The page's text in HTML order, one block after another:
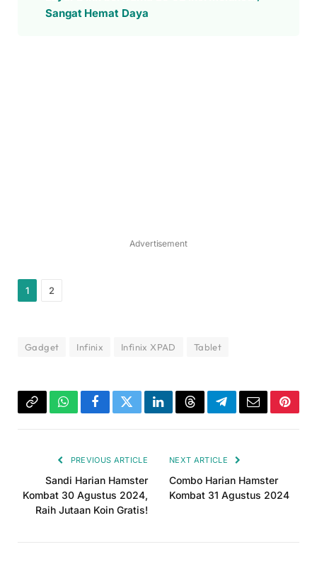
Sangat Hemat Daya
Advertisement
1 2
Gadget Infinix Infinix XPAD Tablet
Copy WhatsAppFacebookTwitterLinkedInThreadsTelegramEmail
PREVIOUS ARTICLE
Sandi Harian Hamster
Kombat 30 Agustus 2024,
Raih Jutaan Koin Gratis!
NEXT ARTICLE
Combo Harian Hamster
Kombat 31 Agustus 2024